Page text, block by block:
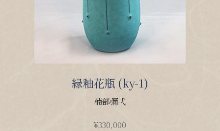
緑釉花瓶 (ky-1)
楠部彌弌
¥330,000